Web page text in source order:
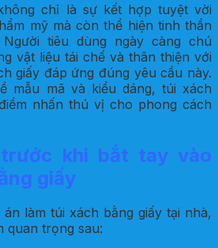
chỉ là sự kết hợp tuyệt vời
mỹ mà còn thể hiện tinh thần
tiêu dùng ngày càng chú
vật liệu tái chế và thân thiện với
giấy đáp ứng đúng yêu cầu này.
mẫu mã và kiểu dáng, túi xách
nhấn thú vị cho phong cách
khi bắt tay vào
giấy
làm túi xách bằng giấy tại nhà,
quan trọng sau: